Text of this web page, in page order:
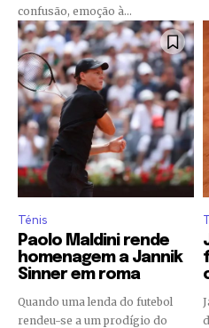
confusão, emoção à...
Ténis
Paolo Maldini rende
homenagem a Jannik
Sinner em roma
Quando uma lenda do futebol
rendeu-se a um prodígio do